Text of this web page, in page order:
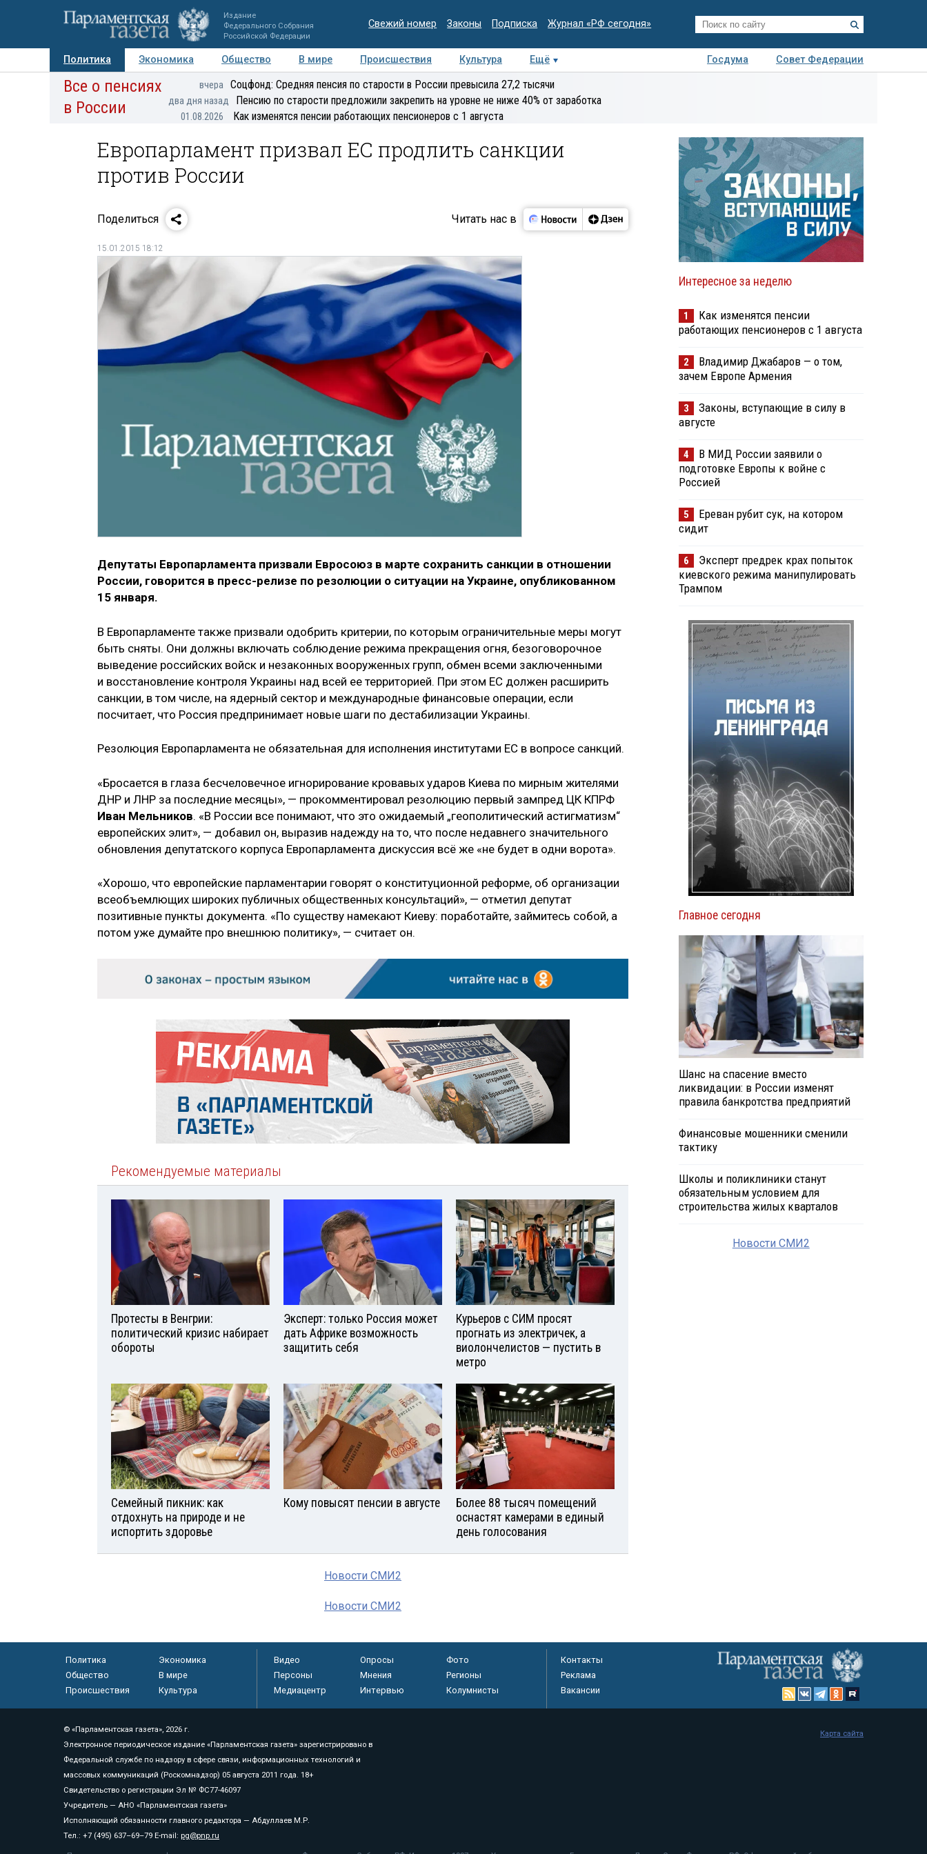
Издание
Федерального Собрания
Российской Федерации
Свежий номер Законы Подписка Журнал «РФ сегодня»
Политика Экономика Общество В мире Происшествия Культура Ещё Госдума
Совет Федерации
Авторы Персоны Мнения Регионы Медиацентр Интервью Колумнисты
экспертиза
Все о пенсиях
в России
вчера Соцфонд: Средняя пенсия по старости в России превысила 27,2 тысячи
два дня назад Пенсию по старости предложили закрепить на уровне не ниже 40% от заработка
01.08.2026 Как изменятся пенсии работающих пенсионеров с 1 августа
Европарламент призвал ЕС продлить санкции
против России
Поделиться Читать нас в
15.01.2015 18:12
Депутаты Европарламента призвали Евросоюз в марте сохранить санкции в отношении
России, говорится в пресс-релизе по резолюции о ситуации на Украине, опубликованном
15 января.
В Европарламенте также призвали одобрить критерии, по которым ограничительные меры могут
быть сняты. Они должны включать соблюдение режима прекращения огня, безоговорочное
выведение российских войск и незаконных вооруженных групп, обмен всеми заключенными
и восстановление контроля Украины над всей ее территорией. При этом ЕС должен расширить
санкции, в том числе, на ядерный сектор и международные финансовые операции, если
посчитает, что Россия предпринимает новые шаги по дестабилизации Украины.
Резолюция Европарламента не обязательная для исполнения институтами ЕС в вопросе санкций.
«Бросается в глаза бесчеловечное игнорирование кровавых ударов Киева по мирным жителями
ДНР и ЛНР за последние месяцы», — прокомментировал резолюцию первый зампред ЦК КПРФ
Иван Мельников. «В России все понимают, что это ожидаемый „геополитический астигматизм“
европейских элит», — добавил он, выразив надежду на то, что после недавнего значительного
обновления депутатского корпуса Европарламента дискуссия всё же «не будет в одни ворота».
«Хорошо, что европейские парламентарии говорят о конституционной реформе, об организации
всеобъемлющих широких публичных общественных консультаций», — отметил депутат
позитивные пункты документа. «По существу намекают Киеву: поработайте, займитесь собой, а
потом уже думайте про внешнюю политику», — считает он.
Рекомендуемые материалы
Протесты в Венгрии:
политический кризис набирает
обороты
Эксперт: только Россия может
дать Африке возможность
защитить себя
Курьеров с СИМ просят
прогнать из электричек, а
виолончелистов — пустить в
метро
Семейный пикник: как
отдохнуть на природе и не
испортить здоровье
Кому повысят пенсии в августе
Более 88 тысяч помещений
оснастят камерами в единый
день голосования
Новости СМИ2
Новости СМИ2
Интересное за неделю
1
Как изменятся пенсии
работающих пенсионеров с 1 августа
2
Владимир Джабаров — о том,
зачем Европе Армения
3
Законы, вступающие в силу в
августе
4
В МИД России заявили о
подготовке Европы к войне с
Россией
5
Ереван рубит сук, на котором
сидит
6
Эксперт предрек крах попыток
киевского режима манипулировать
Трампом
Главное сегодня
Шанс на спасение вместо
ликвидации: в России изменят
правила банкротства предприятий
Финансовые мошенники сменили
тактику
Школы и поликлиники станут
обязательным условием для
строительства жилых кварталов
Новости СМИ2
Политика
Экономика
Общество
В мире
Происшествия
Культура
Видео Опросы
Фото
Персоны
Мнения
Регионы
Медиацентр
Интервью Колумнисты
Контакты
Реклама
Вакансии
© «Парламентская газета», 2026 г.
Электронное периодическое издание «Парламентская газета» зарегистрировано в
Федеральной службе по надзору в сфере связи, информационных технологий и
массовых коммуникаций (Роскомнадзор) 05 августа 2011 года. 18+
Свидетельство о регистрации Эл № ФС77-46097
Учредитель — АНО «Парламентская газета»
Исполняющий обязанности главного редактора — Абдуллаев М.Р.
Тел.: +7 (495) 637–69–79 E-mail: pg@pnp.ru
Карта сайта